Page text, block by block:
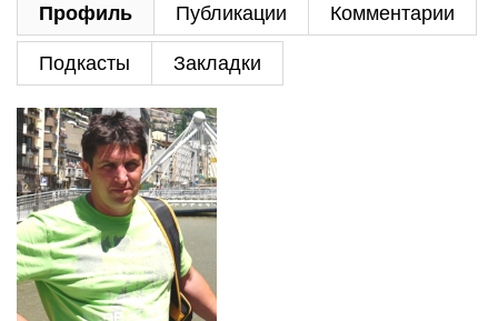
Профиль Публикации Комментарии
Подкасты Закладки